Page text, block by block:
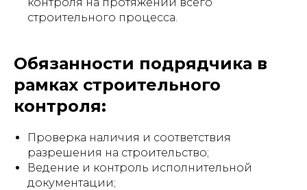
строительного процесса.
Обязанности подрядчика в
рамках строительного
контроля:
Проверка наличия и соответствия
разрешения на строительство;
Ведение и контроль исполнительной
документации;